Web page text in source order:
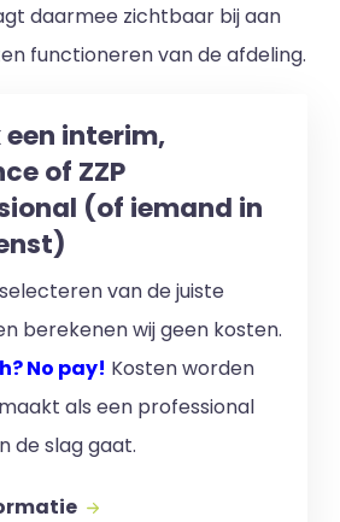
daarmee zichtbaar bij aan
functioneren van de afdeling.
een interim,
of ZZP
(of iemand in
van de juiste
berekenen wij geen kosten.
No pay! Kosten worden
als een professional
de slag gaat.